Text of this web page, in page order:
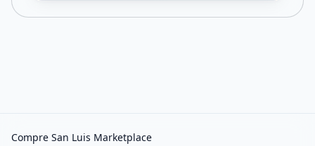
Compre San Luis Marketplace